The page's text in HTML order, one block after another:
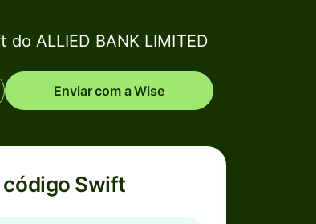
ALLIED BANK LIMITED
Enviar com a Wise
código Swift